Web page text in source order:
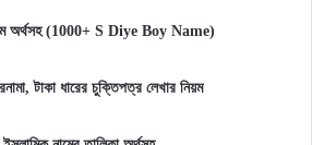
অর্থসহ (1000+ S Diye Boy Name)
টাকা ধারের চুক্তিপত্র লেখার নিয়ম